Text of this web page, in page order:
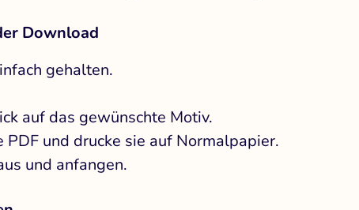
Download
gehalten.
auf das gewünschte Motiv.
PDF und drucke sie auf Normalpapier.
und anfangen.